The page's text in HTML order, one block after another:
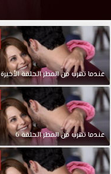
عندما تهرب من المطر الحلقة الأخيرة
عندما تهرب من المطر الحلقة 6